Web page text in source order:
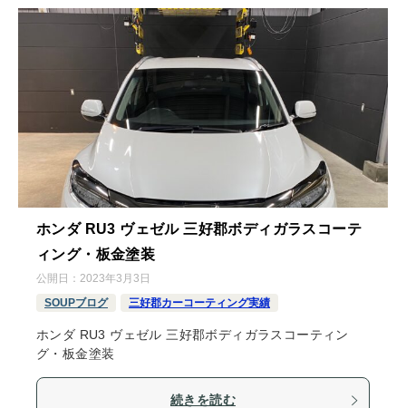
ホンダ RU3 ヴェゼル 三好郡ボディガラスコーテ
ィング・板金塗装
公開日： 2023年3月3日
SOUPブログ
三好郡カーコーティング実績
ホンダ RU3 ヴェゼル 三好郡ボディガラスコーティン
グ・板金塗装
続きを読む